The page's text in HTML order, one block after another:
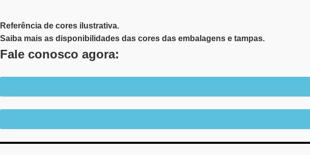
Referência de cores ilustrativa.
Saiba mais as disponibilidades das cores das embalagens e tampas.
Fale conosco agora: